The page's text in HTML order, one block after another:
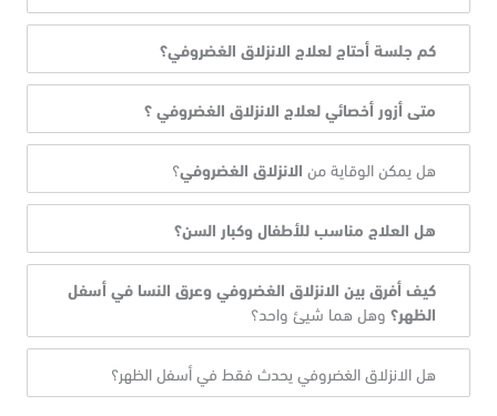
كم جلسة أحتاج لعلاج الانزلاق الغضروفي؟
متى أزور أخصائي لعلاج الانزلاق الغضروفي ؟
هل يمكن الوقاية من الانزلاق الغضروفي؟
هل العلاج مناسب للأطفال وكبار السن؟
كيف أفرق بين الانزلاق الغضروفي وعرق النسا في أسفل
الظهر؟ وهل هما شيئ واحد؟
هل الانزلاق الغضروفي يحدث فقط في أسفل الظهر؟